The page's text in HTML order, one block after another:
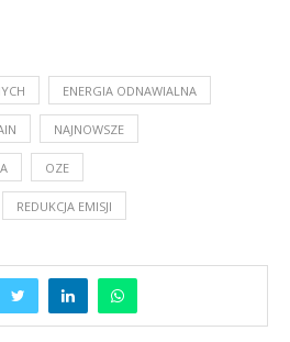
ENERGIA ODNAWIALNA
NAJNOWSZE
OZE
REDUKCJA EMISJI